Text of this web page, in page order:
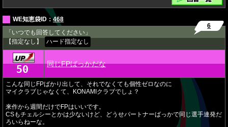
WE知恵袋ID：468
「いつでも回答してください」
【指定なし】
ハード指定なし
6
★ 50 同じFPばっかだな
こんな同じFPばかり出して、それでなくても個性ゼロなのに
マイクラブじゃなくて、KONAMIクラブでしょ？
来作から週間だけでFPはいいです。
CSもチェルシーとかは少ないけど、どうせパートナーばっかで同じ選手連発だ
ろいらねーな。